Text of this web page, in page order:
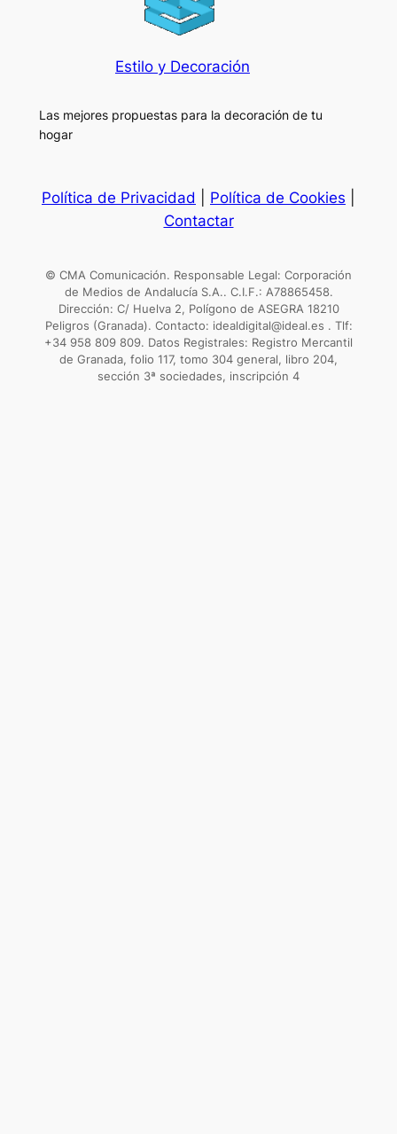
Estilo y Decoración
Las mejores propuestas para la decoración de tu
hogar
Política de Privacidad Política de Cookies
Contactar
© CMA Comunicación. Responsable Legal: Corporación
de Medios de Andalucía S.A.. C.I.F.: A78865458.
Dirección: C/ Huelva 2, Polígono de ASEGRA 18210
Peligros (Granada). Contacto: idealdigital@ideal.es . Tlf:
+34 958 809 809. Datos Registrales: Registro Mercantil
de Granada, folio 117, tomo 304 general, libro 204,
sección 3ª sociedades, inscripción 4